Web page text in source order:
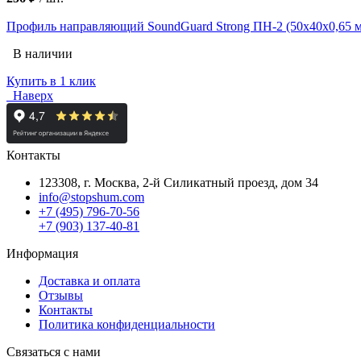
Профиль направляющий SoundGuard Strong ПН-2 (50x40x0,65
В наличии
Купить в 1 клик
Наверх
Контакты
123308, г. Москва, 2-й Силикатный проезд, дом 34
info@stopshum.com
+7 (495) 796-70-56
+7 (903) 137-40-81
Информация
Доставка и оплата
Отзывы
Контакты
Политика конфиденциальности
Связаться с нами